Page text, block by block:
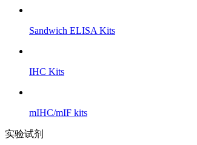
Sandwich ELISA Kits
IHC Kits
mIHC/mIF kits
实验试剂